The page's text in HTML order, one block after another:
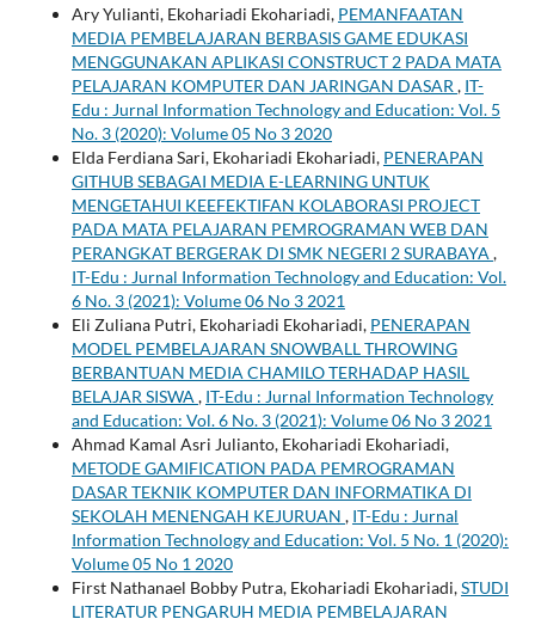
Ary Yulianti, Ekohariadi Ekohariadi, PEMANFAATAN
MEDIA PEMBELAJARAN BERBASIS GAME EDUKASI
MENGGUNAKAN APLIKASI CONSTRUCT 2 PADA MATA
PELAJARAN KOMPUTER DAN JARINGAN DASAR , IT-
Edu : Jurnal Information Technology and Education: Vol. 5
No. 3 (2020): Volume 05 No 3 2020
Elda Ferdiana Sari, Ekohariadi Ekohariadi, PENERAPAN
GITHUB SEBAGAI MEDIA E-LEARNING UNTUK
MENGETAHUI KEEFEKTIFAN KOLABORASI PROJECT
PADA MATA PELAJARAN PEMROGRAMAN WEB DAN
PERANGKAT BERGERAK DI SMK NEGERI 2 SURABAYA ,
IT-Edu : Jurnal Information Technology and Education: Vol.
6 No. 3 (2021): Volume 06 No 3 2021
Eli Zuliana Putri, Ekohariadi Ekohariadi, PENERAPAN
MODEL PEMBELAJARAN SNOWBALL THROWING
BERBANTUAN MEDIA CHAMILO TERHADAP HASIL
BELAJAR SISWA , IT-Edu : Jurnal Information Technology
and Education: Vol. 6 No. 3 (2021): Volume 06 No 3 2021
Ahmad Kamal Asri Julianto, Ekohariadi Ekohariadi,
METODE GAMIFICATION PADA PEMROGRAMAN
DASAR TEKNIK KOMPUTER DAN INFORMATIKA DI
SEKOLAH MENENGAH KEJURUAN , IT-Edu : Jurnal
Information Technology and Education: Vol. 5 No. 1 (2020):
Volume 05 No 1 2020
First Nathanael Bobby Putra, Ekohariadi Ekohariadi,STUDI
LITERATUR PENGARUH MEDIA PEMBELAJARAN